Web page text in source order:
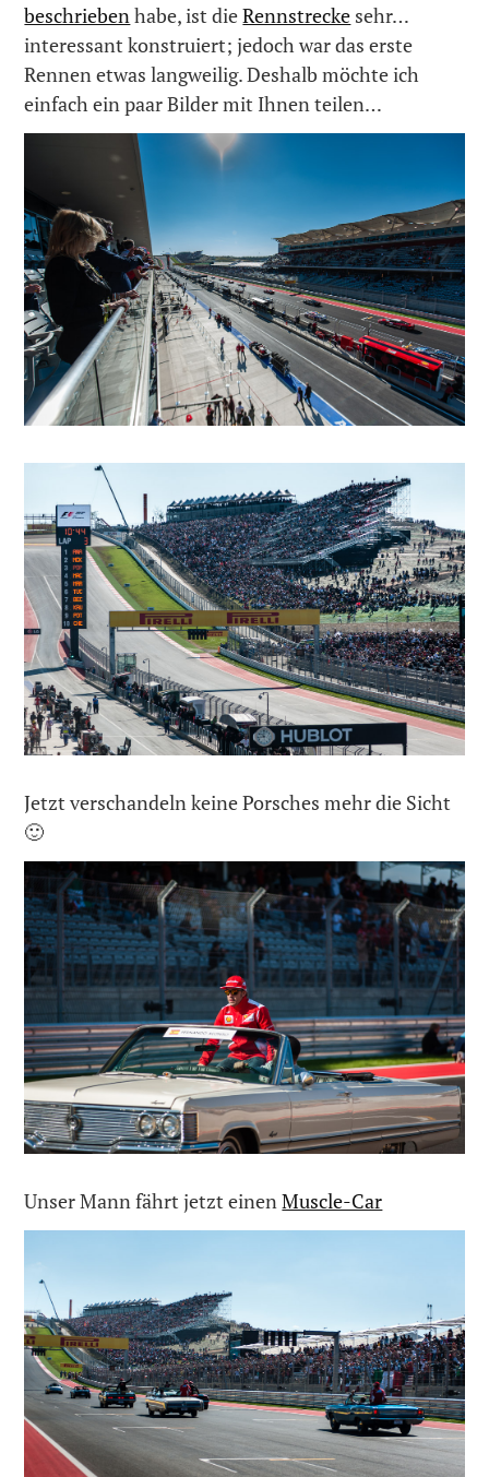
beschrieben habe, ist dieRennstrecke sehr…
interessant konstruiert; jedoch war das erste
Rennen etwas langweilig. Deshalb möchte ich
einfach ein paar Bilder mit Ihnen teilen…
Jetzt verschandeln keine Porsches mehr die Sicht
🙂
Unser Mann fährt jetzt einenMuscle-Car